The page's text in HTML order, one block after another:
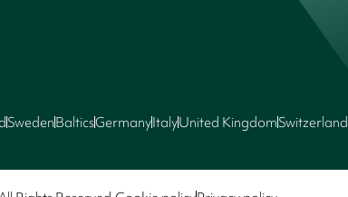
SwedenBalticsGermanyItalyUnited KingdomSwitzerland